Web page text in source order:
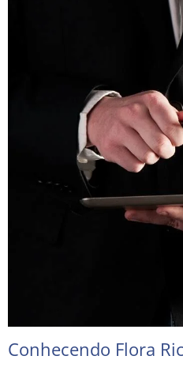
Conhecendo Flora